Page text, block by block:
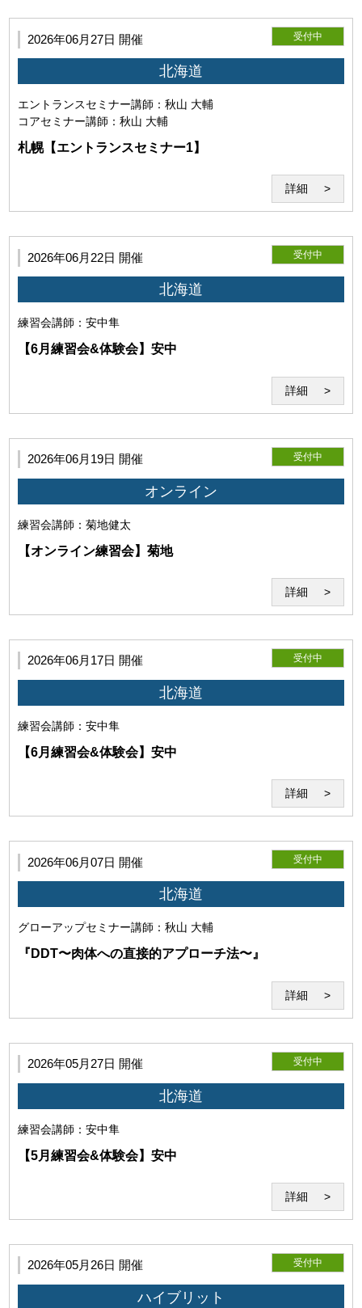
ミナーが受講可能な環境を整えるものとします。尚、Zoom
が提供するサービスに関する質問、問い合わせ等については
当研究所と利用者との間でのZoom通信は本サービス目的で
利用者の利用環境に起因し、セミナーの実施が不能となった
ー開始後に発生したZoomそのものの機能の不具合につい
て、当研究所はその責任を負わないものとします。
(4)免責事項
当研究所は、本サービス利用時にコンピューターウイルス感
染等によって発生したコンピューター・回線・ソフトウェア
等の損害と、 また本サービスに使用するソフト、配信ファイ
ルにより、セミナー中、セミナー外の使用で発生したいかな
る損害も賠償する義務を負わないものとします。
第7条（著作物の利用）
利用者は当研究所に対して、受講時の画像、動画、音声等の
著作物（以下「受講記録」という）の全部又は一部につき、
2026年06月27日 開催 受付中
北海道
エントランスセミナー講師：秋山 大輔
コアセミナー講師：秋山 大輔
札幌【エントランスセミナー1】
詳細
2026年06月22日 開催 受付中
北海道
練習会講師：安中隼
【6月練習会&体験会】安中
詳細
2026年06月19日 開催 受付中
オンライン
練習会講師：菊地健太
【オンライン練習会】菊地
詳細
2026年06月17日 開催 受付中
北海道
練習会講師：安中隼
【6月練習会&体験会】安中
詳細
2026年06月07日 開催 受付中
北海道
グローアップセミナー講師：秋山 大輔
『DDT〜肉体への直接的アプローチ法〜』
詳細
2026年05月27日 開催 受付中
北海道
練習会講師：安中隼
【5月練習会&体験会】安中
詳細
2026年05月26日 開催 受付中
ハイブリット